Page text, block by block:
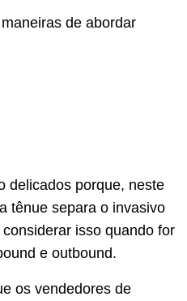
de abordar
delicados porque, neste
tênue separa o invasivo
isso quando for
e outbound.
os vendedores de